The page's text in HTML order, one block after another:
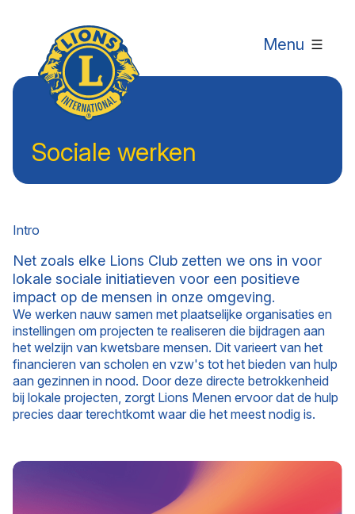
Menu
Sociale werken
Intro
Net zoals elke Lions Club zetten we ons in voor
lokale sociale initiatieven voor een positieve
impact op de mensen in onze omgeving.
We werken nauw samen met plaatselijke organisaties en
instellingen om projecten te realiseren die bijdragen aan
het welzijn van kwetsbare mensen. Dit varieert van het
financieren van scholen en vzw's tot het bieden van hulp
aan gezinnen in nood. Door deze directe betrokkenheid
bij lokale projecten, zorgt Lions Menen ervoor dat de hulp
precies daar terechtkomt waar die het meest nodig is.